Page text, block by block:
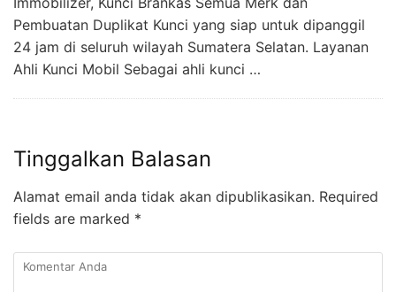
Pembuatan Duplikat Kunci yang siap untuk dipanggil
24 jam di seluruh wilayah Sumatera Selatan. Layanan
Ahli Kunci Mobil Sebagai ahli kunci …
Tinggalkan Balasan
Alamat email anda tidak akan dipublikasikan. Required
fields are marked *